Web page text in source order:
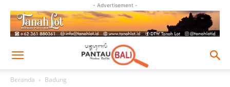
- Advertisement -
Beranda Badung